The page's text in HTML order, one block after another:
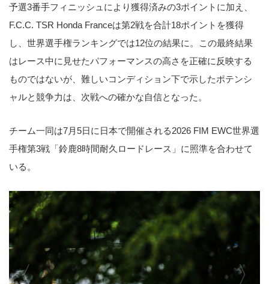
予選3番手フィニッシュにより獲得済みの3ポイントに加え、
F.C.C. TSR Honda Franceは第2戦を合計18ポイントを獲得
し、世界選手権ランキングでは12位の結果に。この最終結果
はレース中に見せたパフォーマンスの高さを正確に反映する
ものではないが、難しいコンディション下で示したポテンシ
ャルと競争力は、次戦への確かな自信となった。
チーム一同は7月5日に日本で開催される2026 FIM EWC世界選
手権第3戦「鈴鹿8時間耐久ロードレース」に照準を合わせて
いる。